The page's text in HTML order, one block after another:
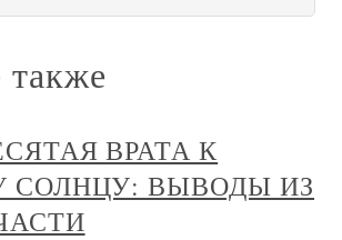
также
ВРАТА К
СОЛНЦУ: ВЫВОДЫ ИЗ